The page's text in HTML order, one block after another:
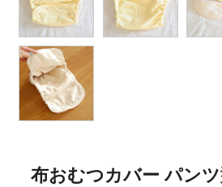
布おむつカバー パン